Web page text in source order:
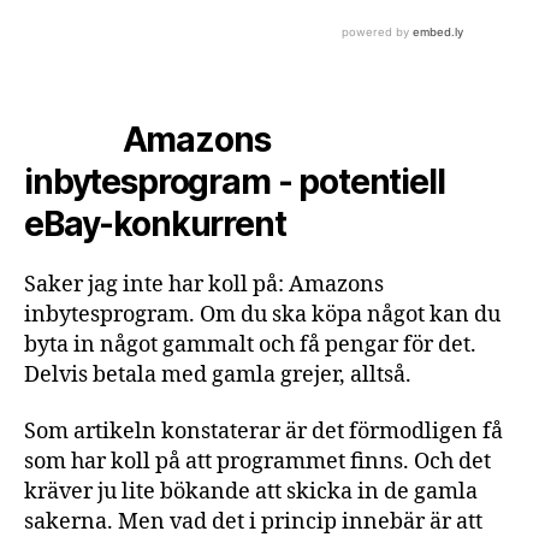
Amazons
inbytesprogram - potentiell
eBay-konkurrent
Saker jag inte har koll på: Amazons
inbytesprogram. Om du ska köpa något kan du
byta in något gammalt och få pengar för det.
Delvis betala med gamla grejer, alltså.
Som artikeln konstaterar är det förmodligen få
som har koll på att programmet finns. Och det
kräver ju lite bökande att skicka in de gamla
sakerna. Men vad det i princip innebär är att